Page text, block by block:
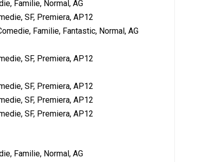
Familie, Normal, AG
SF, Premiera, AP12
Familie, Fantastic, Normal, AG
SF, Premiera, AP12
SF, Premiera, AP12
SF, Premiera, AP12
SF, Premiera, AP12
Familie, Normal, AG